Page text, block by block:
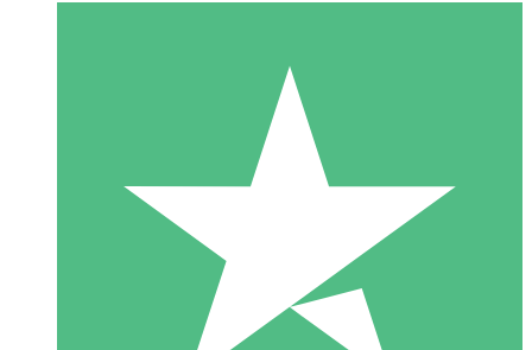
Pacotes de Créditos Individuais
Pague conforme o uso com créditos de download. Sem
1000